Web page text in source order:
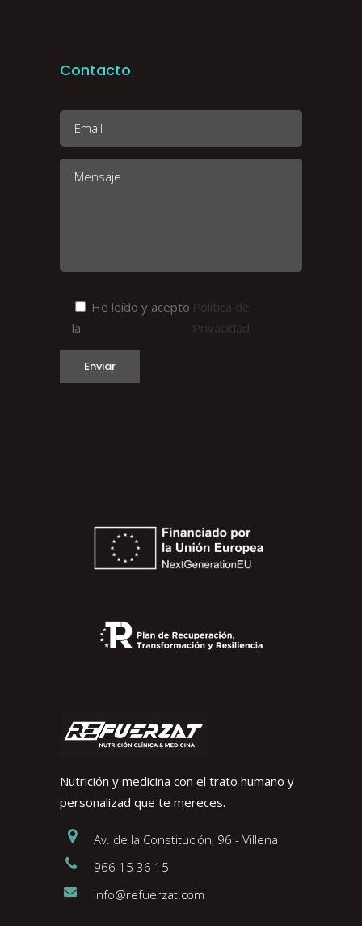
Nutrición y medicina con el trato humano y
personalizad que te mereces.
Av. de la Constitución, 96 - Villena
966 15 36 15
info@refuerzat.com
Contacto
He leído y acepto
la
Política de
Privacidad